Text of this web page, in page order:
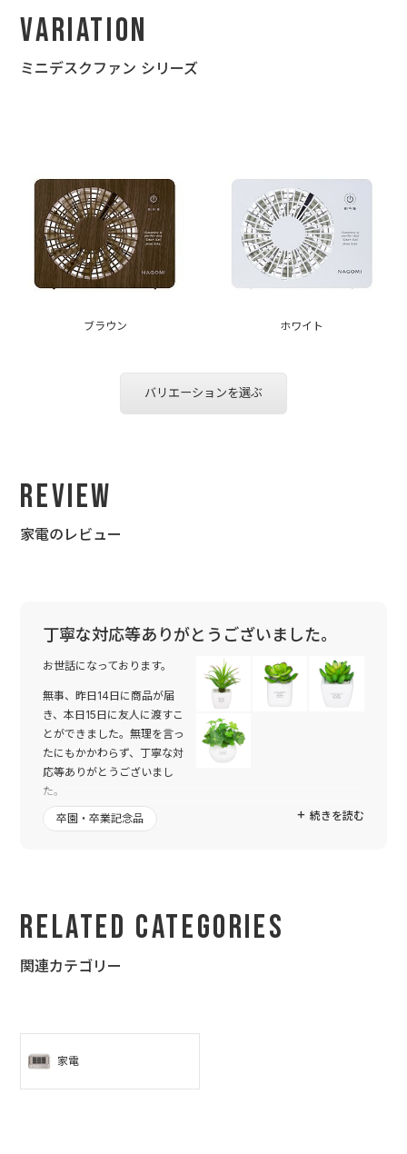
Variation
ミニデスクファン シリーズ
ブラウン ホワイト
バリエーションを選ぶ
Review
家電のレビュー
丁寧な対応等ありがとうございました。
お世話になっております。
無事、昨日14日に商品が届
き、本日15日に友人に渡すこ
とができました。無理を言っ
たにもかかわらず、丁寧な対
応等ありがとうございまし
た。
私の分も購入したのですが、到着してさっそく開けさせていただ
また機会があれば注文したいと思います。本当にありがとうござ
いました。
続きを読む
卒園・卒業記念品
Related Categories
関連カテゴリー
家電